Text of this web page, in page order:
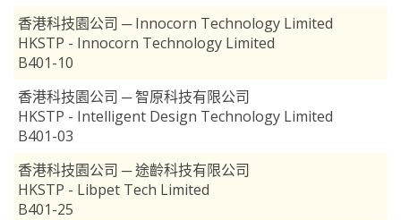
香港科技園公司 ─ Innocorn Technology Limited
HKSTP - Innocorn Technology Limited
B401-10
香港科技園公司 ─ 智原科技有限公司
HKSTP - Intelligent Design Technology Limited
B401-03
香港科技園公司 ─ 途齡科技有限公司
HKSTP - Libpet Tech Limited
B401-25